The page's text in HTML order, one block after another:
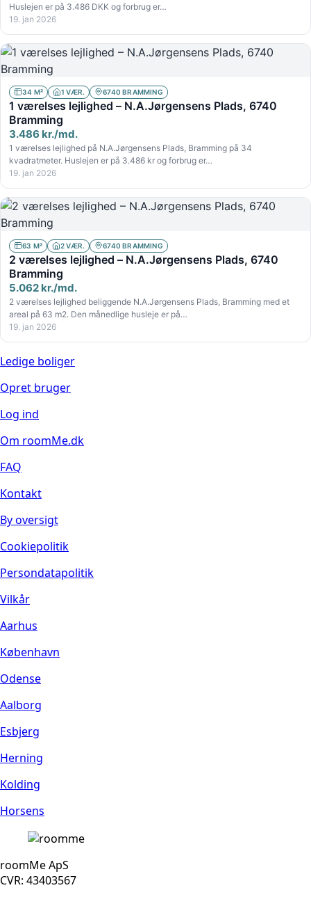
Huslejen er på 3.486 DKK og forbrug er…
19. jan 2026
34 M² 1 VÆR. 6740 BRAMMING
1 værelses lejlighed – N.A.Jørgensens Plads, 6740
Bramming
3.486 kr./md.
1 værelses lejlighed på N.A.Jørgensens Plads, Bramming på 34
kvadratmeter. Huslejen er på 3.486 kr og forbrug er…
19. jan 2026
63 M² 2 VÆR. 6740 BRAMMING
2 værelses lejlighed – N.A.Jørgensens Plads, 6740
Bramming
5.062 kr./md.
2 værelses lejlighed beliggende N.A.Jørgensens Plads, Bramming med et
areal på 63 m2. Den månedlige husleje er på…
19. jan 2026
Ledige boliger
Opret bruger
Log ind
Om roomMe.dk
FAQ
Kontakt
By oversigt
Cookiepolitik
Persondatapolitik
Vilkår
Aarhus
København
Odense
Aalborg
Esbjerg
Herning
Kolding
Horsens
roomMe ApS
CVR: 43403567